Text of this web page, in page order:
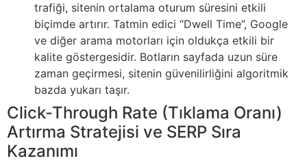
trafiği, sitenin ortalama oturum süresini etkili
biçimde artırır. Tatmin edici “Dwell Time”, Google
ve diğer arama motorları için oldukça etkili bir
kalite göstergesidir. Botların sayfada uzun süre
zaman geçirmesi, sitenin güvenilirliğini algoritmik
bazda yukarı taşır.
Click-Through Rate (Tıklama Oranı)
Artırma Stratejisi ve SERP Sıra
Kazanımı